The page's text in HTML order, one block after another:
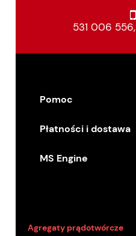
531 006 556,
Pomoc
Płatności i dostawa
MS Engine
Agregaty prądotwórcze